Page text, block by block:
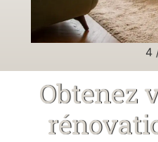
5
Obtenez